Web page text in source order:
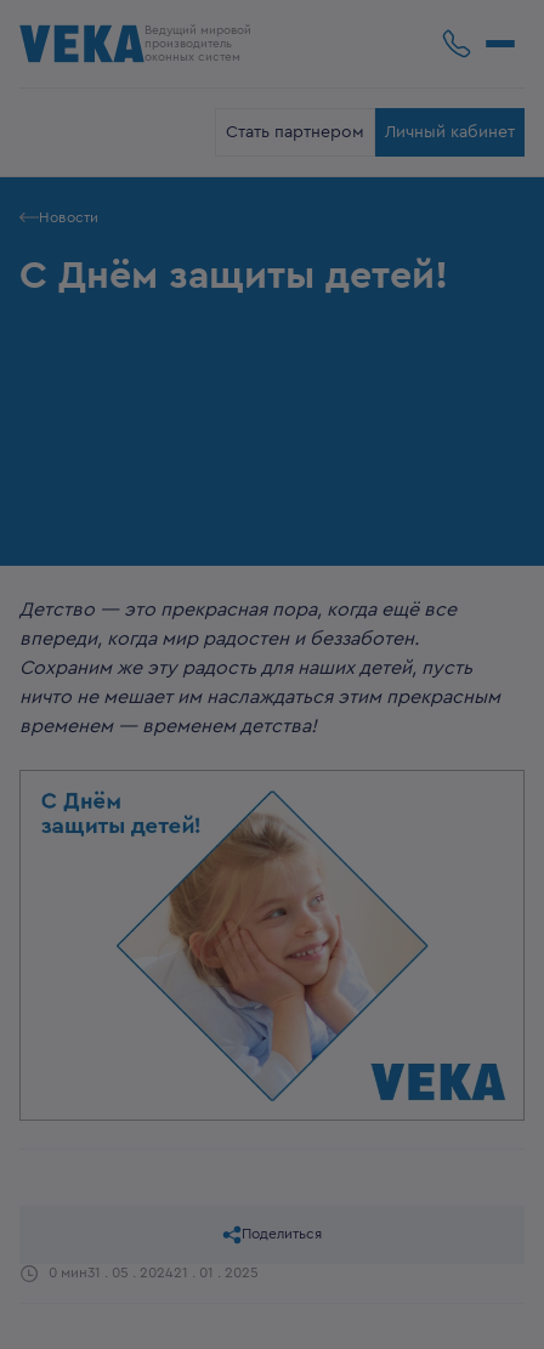
Ведущий мировой
производитель
оконных систем
Стать партнером Личный кабинет
Новости
С Днём защиты детей!
Детство — это прекрасная пора, когда ещё все
впереди, когда мир радостен и беззаботен.
Сохраним же эту радость для наших детей, пусть
ничто не мешает им наслаждаться этим прекрасным
временем — временем детства!
0 мин31 . 05 . 202421 . 01 . 2025
Поделиться